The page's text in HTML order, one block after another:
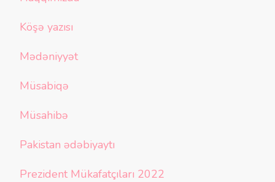
Köşə yazısı
Mədəniyyət
Müsabiqə
Müsahibə
Pakistan ədəbiyaytı
Prezident Mükafatçıları 2022